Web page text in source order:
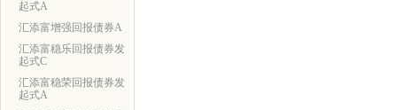
起式A
汇添富增强回报债券A
汇添富稳乐回报债券发
起式C
汇添富稳荣回报债券发
起式A